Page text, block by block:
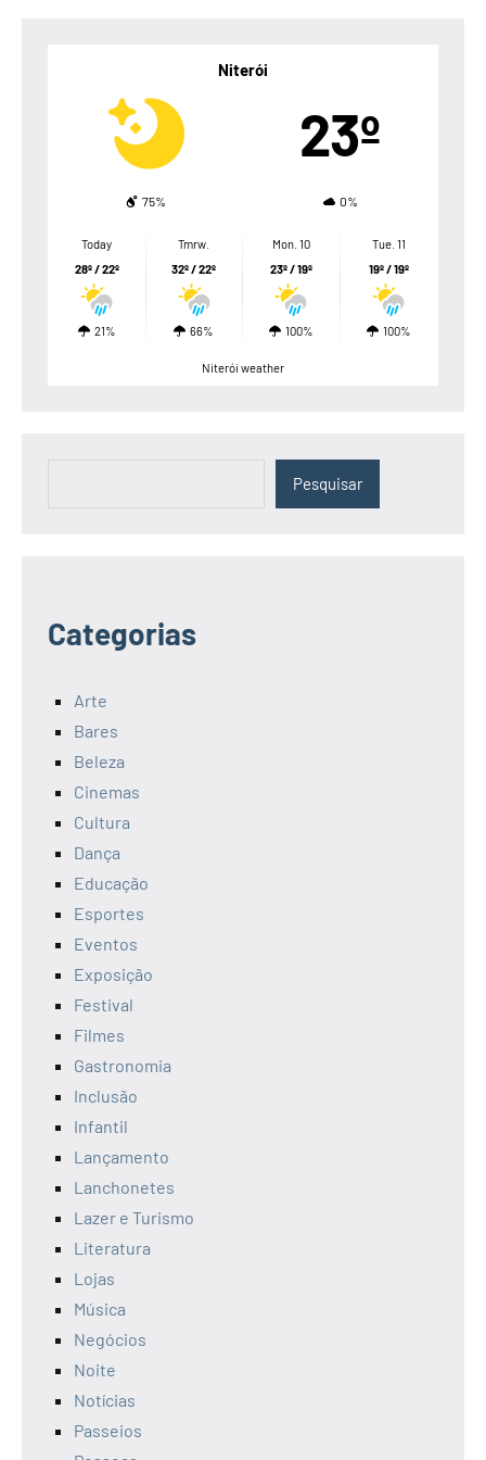
Niterói
23º
75% 0%
Today
28º / 22º
21%
Tmrw.
32º / 22º
66%
Mon. 10
23º / 19º
100%
Tue. 11
19º / 19º
100%
Niterói weather
Pesquisar
Categorias
Arte
Bares
Beleza
Cinemas
Cultura
Dança
Educação
Esportes
Eventos
Exposição
Festival
Filmes
Gastronomia
Inclusão
Infantil
Lançamento
Lanchonetes
Lazer e Turismo
Literatura
Lojas
Música
Negócios
Noite
Notícias
Passeios